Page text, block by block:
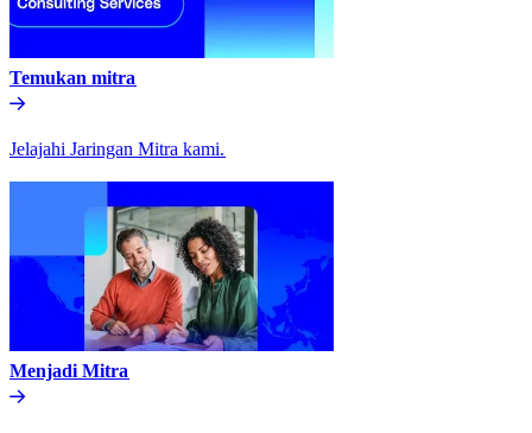
Temukan mitra​​
Jelajahi Jaringan Mitra kami.​​
Menjadi Mitra​​